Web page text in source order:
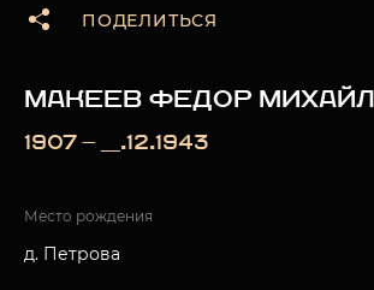
ПОДЕЛИТЬСЯ
МАКЕЕВ ФЕДОР
1907 — __.12.1943
Место рождения
д. Петрова